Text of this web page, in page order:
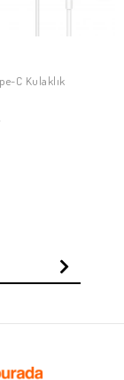
EKLE
C Kulaklık